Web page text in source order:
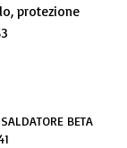
protezione
BETA